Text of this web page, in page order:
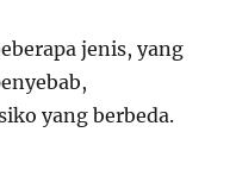
jenis, yang
yang berbeda.